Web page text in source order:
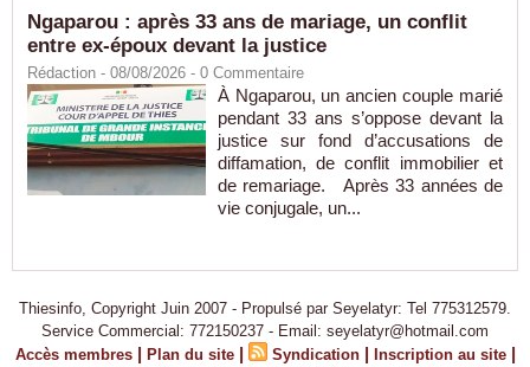
Ngaparou : après 33 ans de mariage, un conflit
entre ex-époux devant la justice
Rédaction - 08/08/2026 - 0 Commentaire
À Ngaparou, un ancien couple marié
pendant 33 ans s’oppose devant la
justice sur fond d’accusations de
diffamation, de conflit immobilier et
de remariage. Après 33 années de
vie conjugale, un...
Thiesinfo, Copyright Juin 2007 - Propulsé par Seyelatyr: Tel 775312579.
Service Commercial: 772150237 - Email: seyelatyr@hotmail.com
Accès membres | Plan du site | Syndication | Inscription au site |